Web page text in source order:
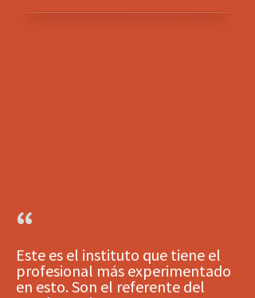
“
Este es el instituto que tiene el
profesional más experimentado
en esto. Son el referente del